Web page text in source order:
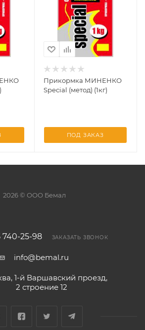
Прикормка МИНЕНКО
Special (метод) (1кг)
ПОД ЗАКАЗ
2026 © ООО Бемал
740-25-98 ЗАКАЗАТЬ ЗВОНОК
info@bemal.ru
1-й Варшавский проезд,
2 строение 12